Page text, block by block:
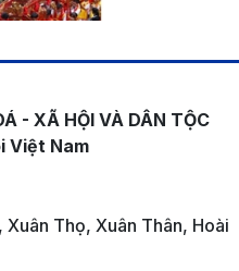
- XÃ HỘI VÀ DÂN TỘC
Việt Nam
Thọ, Xuân Thân, Hoài